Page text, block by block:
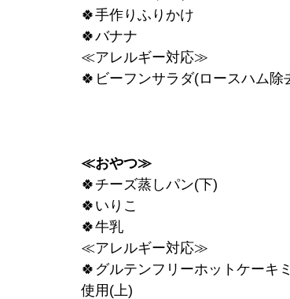
🍀手作りふりかけ
🍀バナナ
≪アレルギー対応≫
🍀ビーフンサラダ(ロースハム除
≪おやつ≫
🍀チーズ蒸しパン(下)
🍀いりこ
🍀牛乳
≪アレルギー対応≫
🍀グルテンフリーホットケーキ
使用(上)